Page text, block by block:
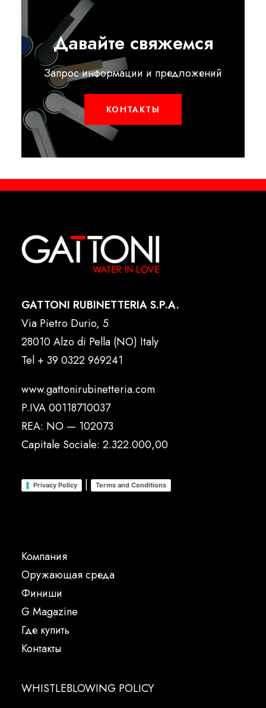
Давайте свяжемся
Запрос информации и предложений
КОНТАКТЫ
GATTONI RUBINETTERIA S.P.A.
Via Pietro Durio, 5
28010 Alzo di Pella (NO) Italy
Tel + 39 0322 969241
www.gattonirubinetteria.com
P.IVA 00118710037
REA: NO — 102073
Capitale Sociale: 2.322.000,00
Privacy Policy | Terms and Conditions
Компания
Oружающая среда
Финиши
G Magazine
Где купить
Контакты
WHISTLEBLOWING POLICY